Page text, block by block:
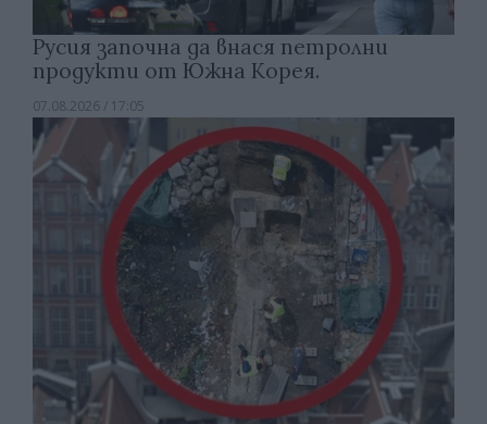
Русия започна да внася петролни
продукти от Южна Корея.
07.08.2026 / 17:05